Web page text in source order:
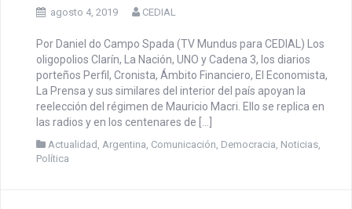
agosto 4, 2019 CEDIAL
Por Daniel do Campo Spada (TV Mundus para CEDIAL) Los
oligopolios Clarín, La Nación, UNO y Cadena 3, los diarios
porteños Perfil, Cronista, Ámbito Financiero, El Economista,
La Prensa y sus similares del interior del país apoyan la
reelección del régimen de Mauricio Macri. Ello se replica en
las radios y en los centenares de […]
Actualidad , Argentina, Comunicación, Democracia, Noticias,
Política